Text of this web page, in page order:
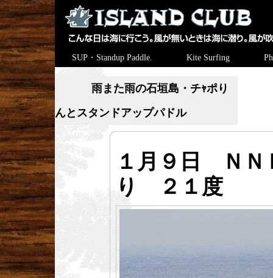
SUP・Standup Paddle. Kite Surfing
雨また雨の石垣島・チｬポり
んとスタンドアップパドル
１月９日 ＮＮ
り ２１度